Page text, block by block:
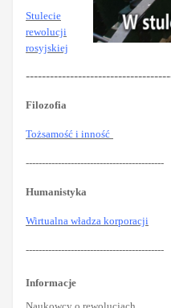
Stulecie
rewolucji
rosyjskiej
Filozofia
Tożsamość i inność
-------------------------------------------
Humanistyka
Wirtualna władza korporacji
-------------------------------------------
Informacje